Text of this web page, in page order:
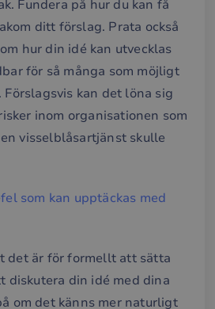
Fundera på hur du kan få
ditt förslag. Prata också
hur din idé kan utvecklas
för så många som möjligt
kan det löna sig
inom organisationen som
visselblåsartjänst skulle
som kan upptäckas med
det är för formellt att sätta
diskutera din idé med dina
om det känns mer naturligt